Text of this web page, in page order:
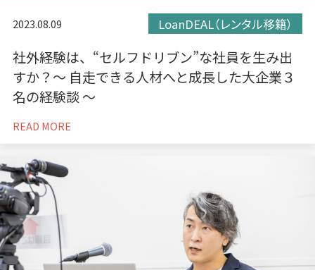
2023.08.09 LoanDEAL（レンタル移籍）
社外経験は、“セルフドリブン”な社員を生み出
すか？〜 自走できる人材へと成長した大企業３
名の経験談 〜
READ MORE